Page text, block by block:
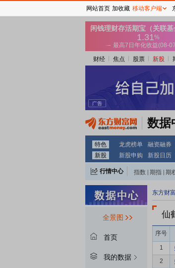
财经 焦点 股票 新股
数据
特色 龙虎榜单 融资融券
新股
新股申购 新股日历
行情中心 指数 期指 期
全景图
首页
我的数据
东方财
仙
序号
1
2
网站首页 加收藏 移动客户端